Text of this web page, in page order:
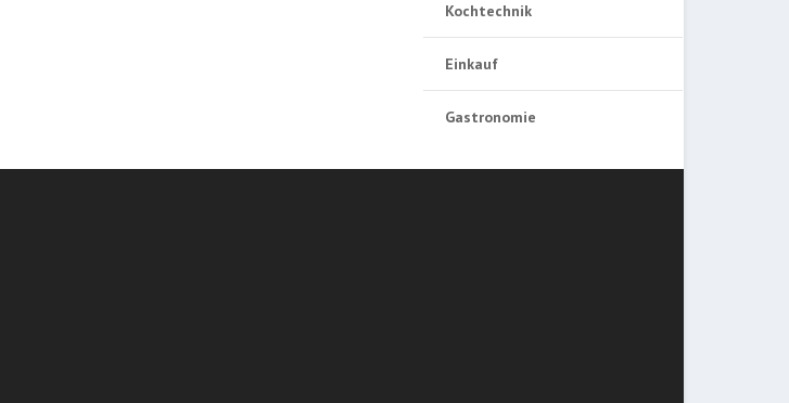
Kochtechnik
Einkauf
Gastronomie